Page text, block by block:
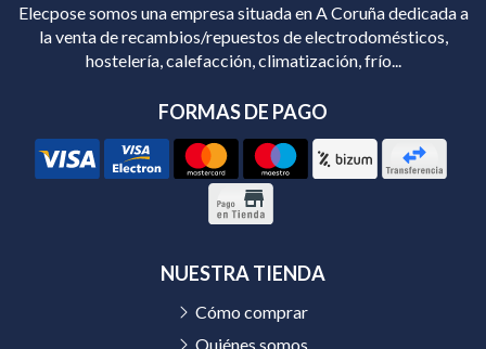
Elecpose somos una empresa situada en A Coruña dedicada a
la venta de recambios/repuestos de electrodomésticos,
hostelería, calefacción, climatización, frío...
FORMAS DE PAGO
NUESTRA TIENDA
Cómo comprar
Quiénes somos